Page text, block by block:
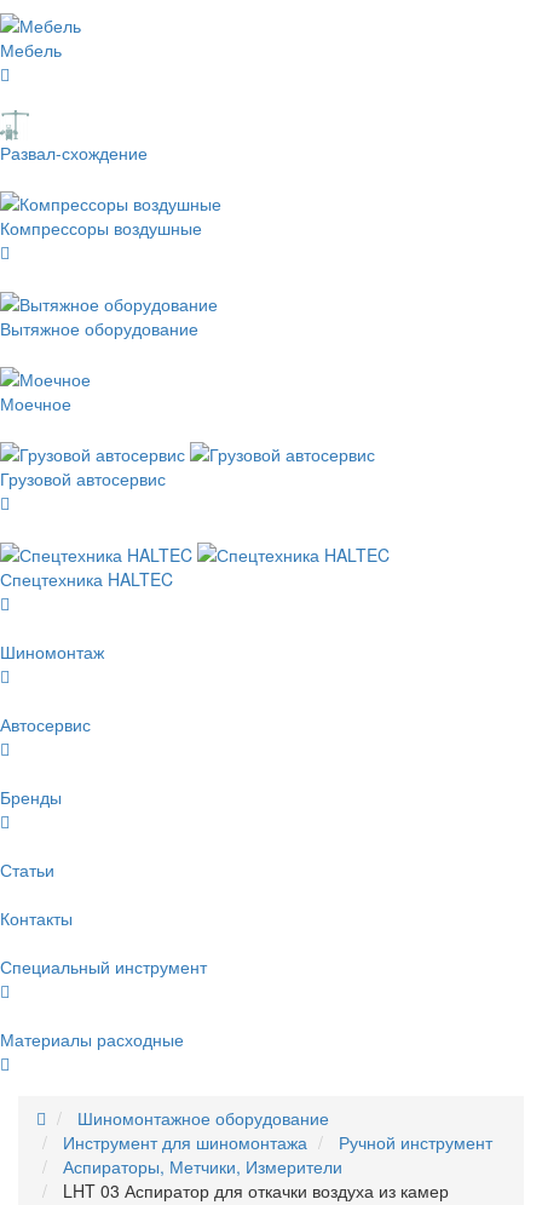
Мебель
Развал-схождение
Компрессоры воздушные
Вытяжное оборудование
Моечное
Грузовой автосервис
Спецтехника HALTEC
Шиномонтаж
Автосервис
Бренды
Статьи
Контакты
Специальный инструмент
Материалы расходные
Шиномонтажное оборудование
Инструмент для шиномонтажа
Ручной инструмент
Аспираторы, Метчики, Измерители
LHT 03 Аспиратор для откачки воздуха из камер